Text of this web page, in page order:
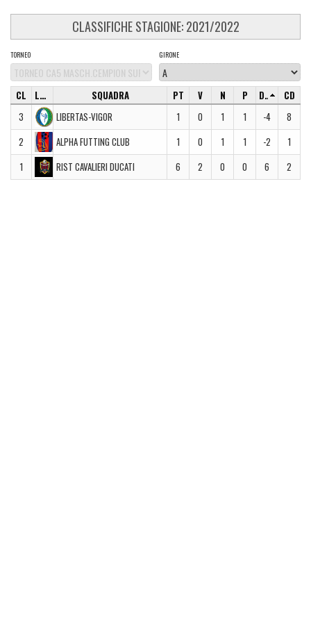
CLASSIFICHE STAGIONE: 2021/2022
TORNEO GIRONE
CL LOGO SQUADRA PT V N P DR
CD
3
LIBERTAS-VIGOR 1 0 1 1 -4
8
2
ALPHA FUTTING CLUB 1 0 1 1 -2
1
1
RIST CAVALIERI DUCATI 6 2 0 0 6 2